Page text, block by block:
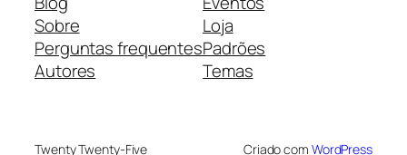
Sobre
Perguntas frequentes
Autores
Loja
Padrões
Temas
Twenty Twenty-Five Criado com WordPress